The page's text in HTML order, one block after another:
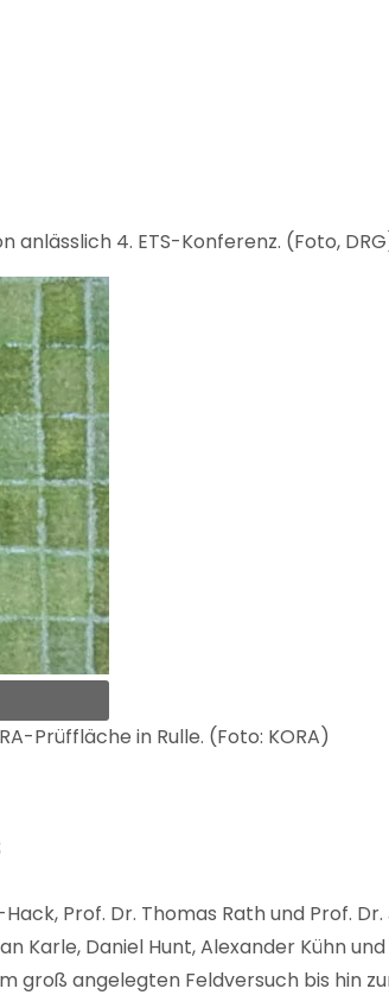
anlässlich 4. ETS-Konferenz. (Foto,
Prüffläche in Rulle. (Foto: KORA)
Prof. Dr. Thomas Rath und Prof.
Karle, Daniel Hunt, Alexander Kühn
groß angelegten Feldversuch bis hin